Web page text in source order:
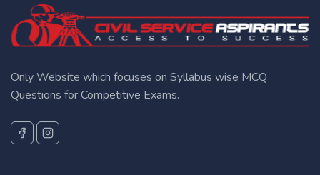
Only Website which focuses on Syllabus wise MCQ
Questions for Competitive Exams.